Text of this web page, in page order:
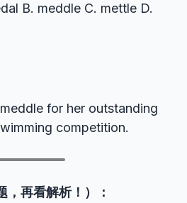
B. meddle C. mettle D.
for her outstanding
competition.
，再看解析！）：